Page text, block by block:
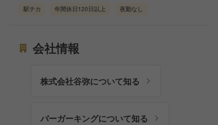
駅チカ 年間休日120日以上 夜勤なし
会社情報
株式会社谷弥について知る
バーガーキングについて知る